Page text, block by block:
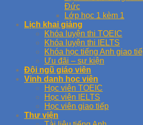
Đức
Lớp học 1 kèm 1
Lịch khai giảng
Khóa luyện thi TOEIC
Khóa luyện thi IELTS
Khóa học tiếng Anh giao
Ưu đãi – sự kiện
Đội ngũ giáo viên
Vinh danh học viên
Học viên TOEIC
Học viên IELTS
Học viên giao tiếp
Thư viện